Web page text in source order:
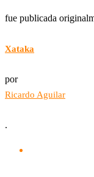
fue publicada
Xataka
por
Ricardo Aguilar
.